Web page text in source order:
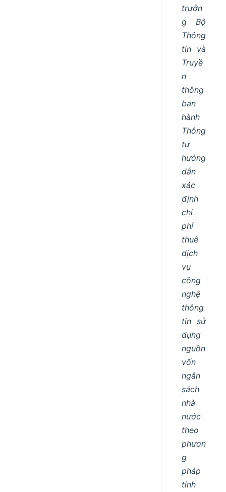
trưởn
g Bộ
Thông
tin và
Truyề
n
thông
ban
hành
Thông
tư
hướng
dẫn
xác
định
chi
phí
thuê
dịch
vụ
công
nghệ
thông
tin sử
dụng
nguồn
vốn
ngân
sách
nhà
nước
theo
phươn
g
pháp
tính